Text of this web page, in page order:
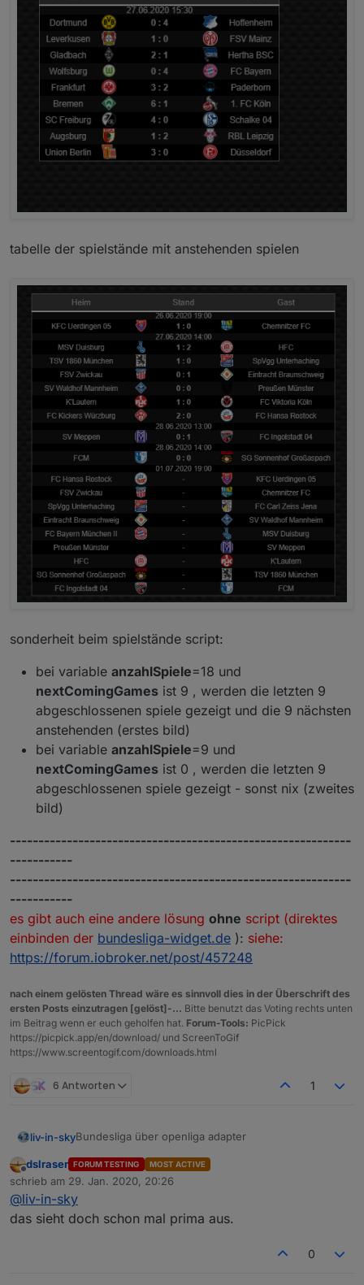
tabelle der spielstände mit anstehenden spielen
sonderheit beim spielstände script:
bei variable anzahlSpiele=18 und
nextComingGames ist 9 , werden die letzten 9
abgeschlossenen spiele gezeigt und die 9 nächsten
anstehenden (erstes bild)
bei variable anzahlSpiele=9 und
nextComingGames ist 0 , werden die letzten 9
abgeschlossenen spiele gezeigt - sonst nix (zweites
bild)
------------------------------------------------------------
-----------
------------------------------------------------------------
-----------
es gibt auch eine andere lösung ohne script (direktes
einbinden der bundesliga-widget.de ): siehe:
https://forum.iobroker.net/post/457248
nach einem gelösten Thread wäre es sinnvoll dies in der Überschrift des
ersten Posts einzutragen [gelöst]-... Bitte benutzt das Voting rechts unten
im Beitrag wenn er euch geholfen hat. Forum-Tools: PicPick
https://picpick.app/en/download/ und ScreenToGif
https://www.screentogif.com/downloads.html
6 Antworten 1
liv-in-skyBundesliga über openliga adapter
die daten kommen von hier:
https://forum.iobroker.net/topic/29506/test-adapter-
openligadb-v0-0-x
wie versprochen - hier mal eine erster entwurf - für
iqontroloder auchvisüber standard html-widget
Offline
dslraser FORUM TESTING MOST ACTIVE
schrieb am 29. Jan. 2020, 20:26
zuletzt editiert von
@liv-in-sky
das sieht doch schon mal prima aus.
0